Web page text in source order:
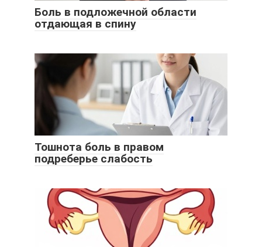
Боль в подложечной области
отдающая в спину
Тошнота боль в правом
подреберье слабость